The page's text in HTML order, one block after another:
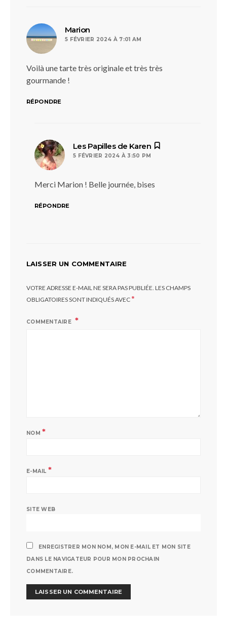
Marion
5 FÉVRIER 2024 À 7:01 AM
Voilà une tarte très originale et très très
gourmande !
RÉPONDRE
Les Papilles de Karen
5 FÉVRIER 2024 À 3:50 PM
Merci Marion ! Belle journée, bises
RÉPONDRE
LAISSER UN COMMENTAIRE
VOTRE ADRESSE E-MAIL NE SERA PAS PUBLIÉE. LES CHAMPS
OBLIGATOIRES SONT INDIQUÉS AVEC*
COMMENTAIRE
NOM *
E-MAIL *
SITE WEB
ENREGISTRER MON NOM, MON E-MAIL ET MON SITE
DANS LE NAVIGATEUR POUR MON PROCHAIN
COMMENTAIRE.